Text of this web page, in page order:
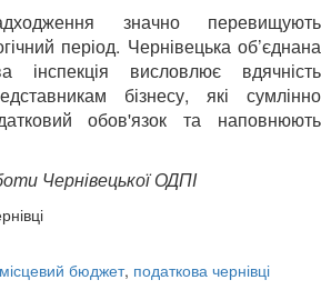
значно перевищують
період. Чернівецька об’єднана
інспекція висловлює вдячність
бізнесу, які сумлінно
обов'язок та наповнюють
Чернівецької ОДПІ
місцевий бюджет, податкова чернівці